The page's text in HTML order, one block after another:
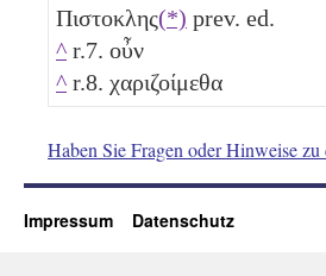
Πιστοκλης(*) prev. ed.
^ r.7. οὖν
^ r.8. χαριζοίμεθα
Haben Sie Fragen oder Hinweise zu
Impressum Datenschutz